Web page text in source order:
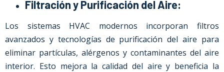
Filtración y Purificación del Aire:
Los sistemas HVAC modernos incorporan filtros
avanzados y tecnologías de purificación del aire para
eliminar partículas, alérgenos y contaminantes del aire
interior. Esto mejora la calidad del aire y beneficia la